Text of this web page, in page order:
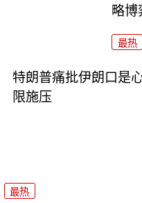
略博
最热
特朗普痛批伊朗口是
限施压
最热